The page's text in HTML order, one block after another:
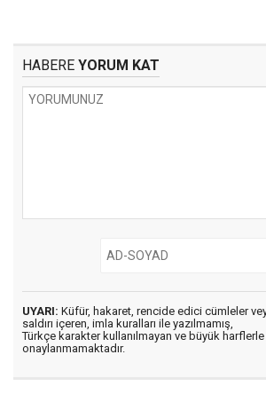
HABERE YORUM KAT
UYARI: Küfür, hakaret, rencide edici cümleler
saldırı içeren, imla kuralları ile yazılmamış,
Türkçe karakter kullanılmayan ve büyük harflerle
onaylanmamaktadır.